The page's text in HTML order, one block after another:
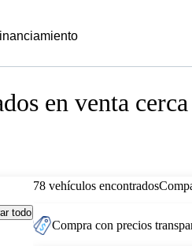
en venta cerca
todo
78 vehículos encontrados
Compra con precios